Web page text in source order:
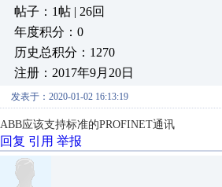
帖子：1帖 | 26回
年度积分：0
历史总积分：1270
注册：2017年9月20日
发表于：2020-01-02 16:13:19
ABB应该支持标准的PROFINET通讯
回复 引用 举报